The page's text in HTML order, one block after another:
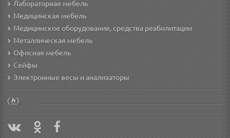
Лабораторная мебель
Медицинская мебель
Медицинское оборудование, средства реабилитации
Металлическая мебель
Офисная мебель
Сейфы
Электронные весы и анализаторы